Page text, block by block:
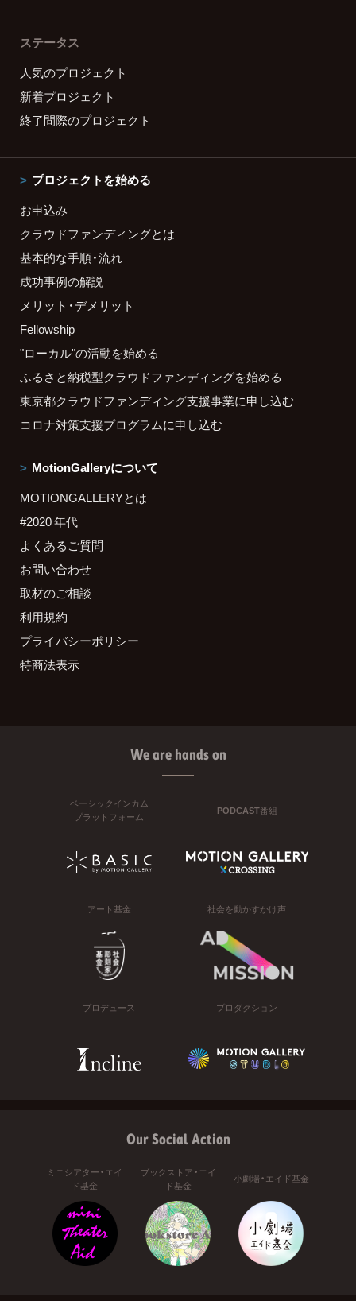
ステータス
人気のプロジェクト
新着プロジェクト
終了間際のプロジェクト
プロジェクトを始める
お申込み
クラウドファンディングとは
基本的な手順・流れ
成功事例の解説
メリット・デメリット
Fellowship
"ローカル"の活動を始める
ふるさと納税型クラウドファンディングを始める
東京都クラウドファンディング支援事業に申し込む
コロナ対策支援プログラムに申し込む
MotionGalleryについて
MOTIONGALLERYとは
#2020 年代
よくあるご質問
お問い合わせ
取材のご相談
利用規約
プライバシーポリシー
特商法表示
We are hands on
ベーシックインカム
プラットフォーム
PODCAST番組
アート基金 社会を動かすかけ声
プロデュース プロダクション
Our Social Action
ミニシアター・エイ
ド基金
ブックストア・エイ
ド基金
小劇場・エイド基金